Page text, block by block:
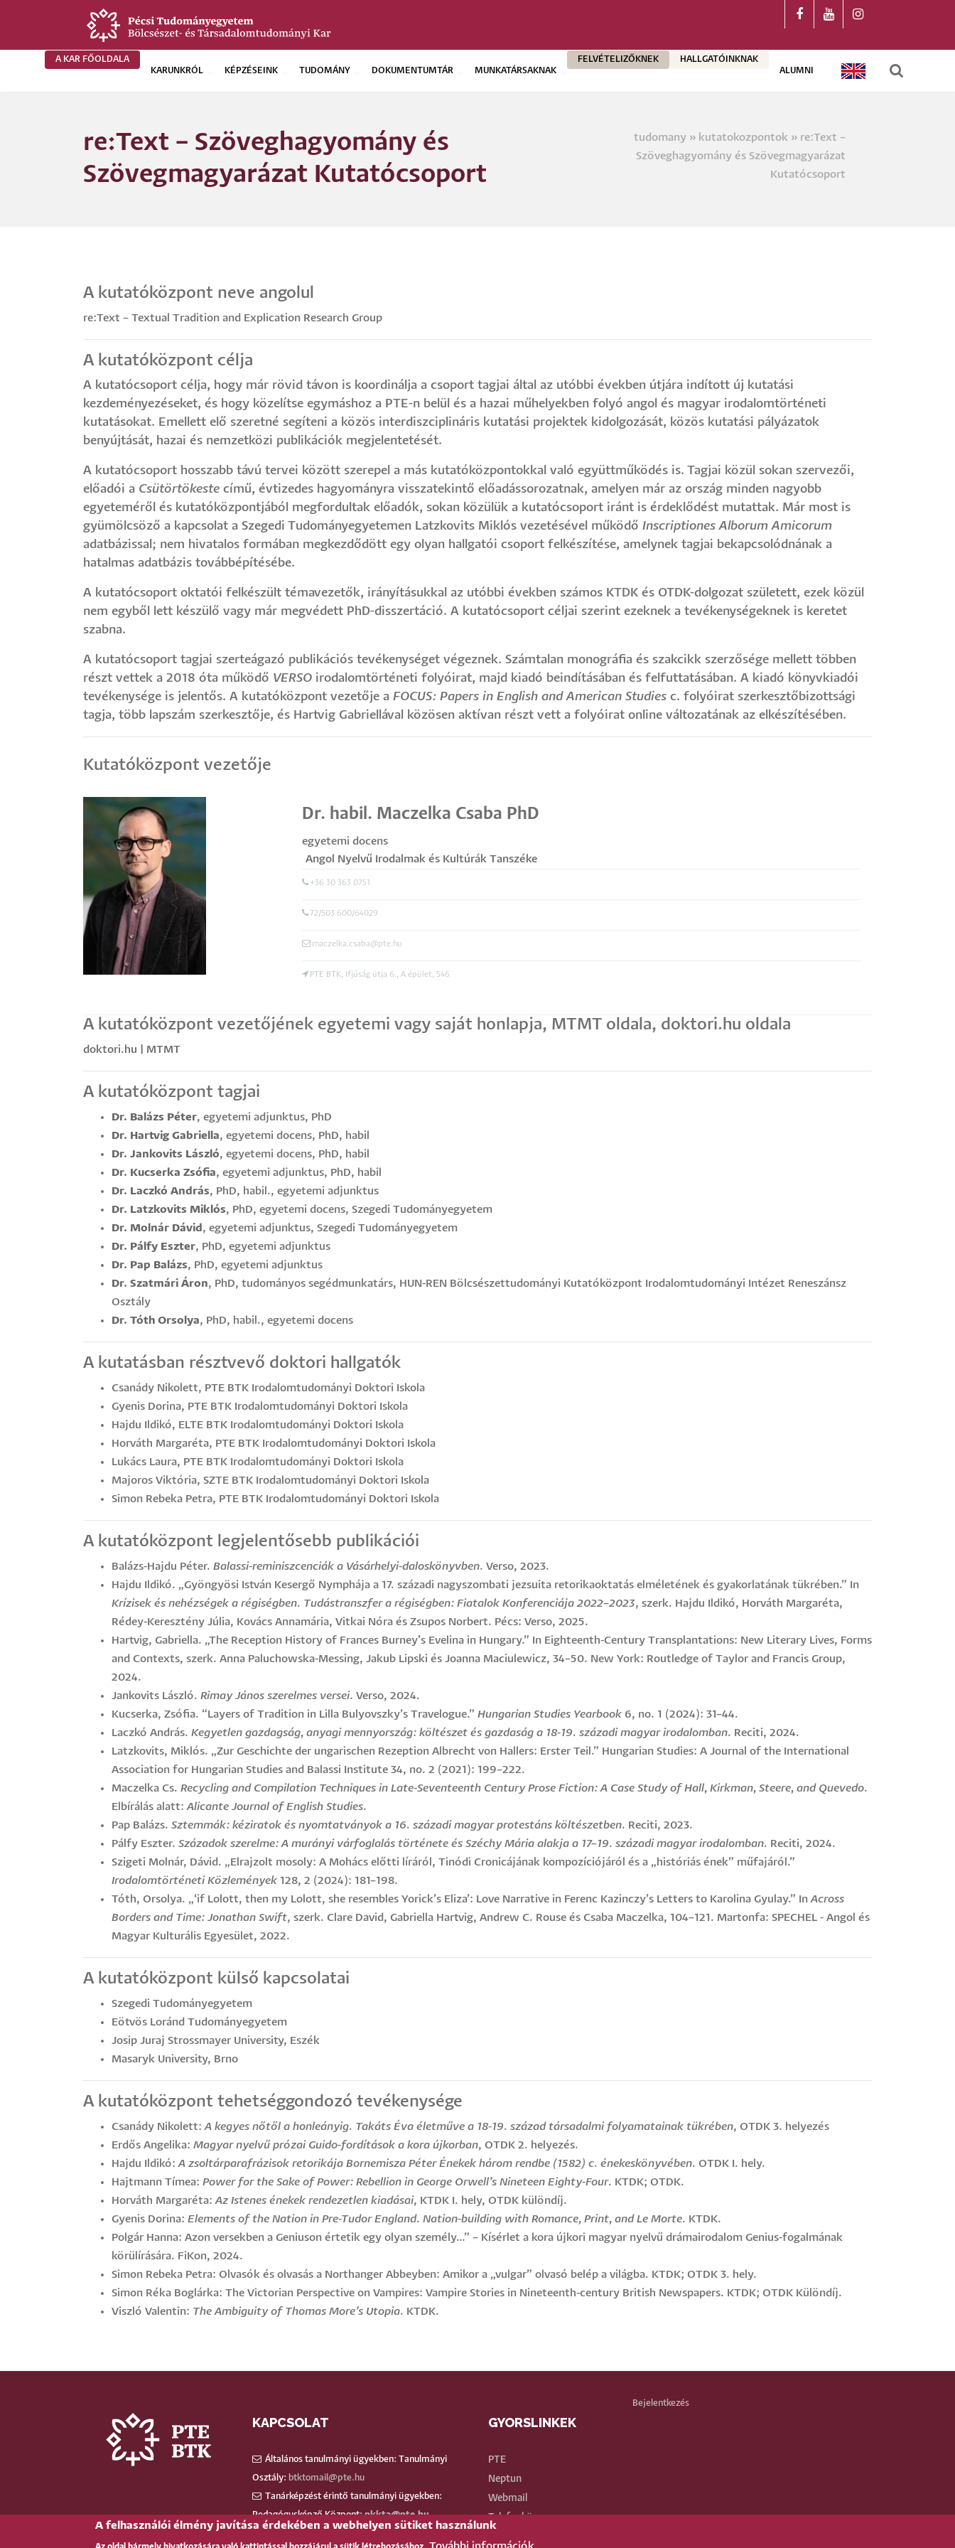
menü
A KAR FŐOLDALA
KARUNKRÓL
KÉPZÉSEINK TUDOMÁNY DOKUMENTUMTÁR MUNKATÁRSAKNAK
FELVÉTELIZŐKNEK
HALLGATÓINKNAK
ALUMNI
ENGLISH
re:Text – Szöveghagyomány és
Szövegmagyarázat Kutatócsoport
Morzsa
tudomany kutatokozpontok
re:Text –
Szöveghagyomány és Szövegmagyarázat
Kutatócsoport
A kutatóközpont neve angolul
re:Text – Textual Tradition and Explication Research Group
A kutatóközpont célja
A kutatócsoport célja, hogy már rövid távon is koordinálja a csoport tagjai által az utóbbi években útjára indított új kutatási
kezdeményezéseket, és hogy közelítse egymáshoz a PTE-n belül és a hazai műhelyekben folyó angol és magyar irodalomtörténeti
kutatásokat. Emellett elő szeretné segíteni a közös interdiszciplináris kutatási projektek kidolgozását, közös kutatási pályázatok
benyújtását, hazai és nemzetközi publikációk megjelentetését.
A kutatócsoport hosszabb távú tervei között szerepel a más kutatóközpontokkal való együttműködés is. Tagjai közül sokan szervezői,
előadói a Csütörtökeste című, évtizedes hagyományra visszatekintő előadássorozatnak, amelyen már az ország minden nagyobb
egyeteméről és kutatóközpontjából megfordultak előadók, sokan közülük a kutatócsoport iránt is érdeklődést mutattak. Már most is
gyümölcsöző a kapcsolat a Szegedi Tudományegyetemen Latzkovits Miklós vezetésével működő Inscriptiones Alborum Amicorum
adatbázissal; nem hivatalos formában megkezdődött egy olyan hallgatói csoport felkészítése, amelynek tagjai bekapcsolódnának a
hatalmas adatbázis továbbépítésébe.
A kutatócsoport oktatói felkészült témavezetők, irányításukkal az utóbbi években számos KTDK és OTDK-dolgozat született, ezek közül
nem egyből lett készülő vagy már megvédett PhD-disszertáció. A kutatócsoport céljai szerint ezeknek a tevékenységeknek is keretet
szabna.
A kutatócsoport tagjai szerteágazó publikációs tevékenységet végeznek. Számtalan monográfia és szakcikk szerzősége mellett többen
részt vettek a 2018 óta működő VERSO irodalomtörténeti folyóirat, majd kiadó beindításában és felfuttatásában. A kiadó könyvkiadói
tevékenysége is jelentős. A kutatóközpont vezetője a FOCUS: Papers in English and American Studies c. folyóirat szerkesztőbizottsági
tagja, több lapszám szerkesztője, és Hartvig Gabriellával közösen aktívan részt vett a folyóirat online változatának az elkészítésében.
Kutatóközpont vezetője
Dr. habil. Maczelka Csaba PhD
egyetemi docens
Angol Nyelvű Irodalmak és Kultúrák Tanszéke
+36 30 363 0751
72/503 600/64029
maczelka.csaba@pte.hu
PTE BTK, Ifjúság útja 6., A épület, 546
A kutatóközpont vezetőjének egyetemi vagy saját honlapja, MTMT oldala, doktori.hu oldala
doktori.hu | MTMT
A kutatóközpont tagjai
Dr. Balázs Péter, egyetemi adjunktus, PhD
Dr. Hartvig Gabriella, egyetemi docens, PhD, habil
Dr. Jankovits László, egyetemi docens, PhD, habil
Dr. Kucserka Zsófia, egyetemi adjunktus, PhD, habil
Dr. Laczkó András, PhD, habil., egyetemi adjunktus
Dr. Latzkovits Miklós, PhD, egyetemi docens, Szegedi Tudományegyetem
Dr. Molnár Dávid, egyetemi adjunktus, Szegedi Tudományegyetem
Dr. Pálfy Eszter, PhD, egyetemi adjunktus
Dr. Pap Balázs, PhD, egyetemi adjunktus
Dr. Szatmári Áron, PhD, tudományos segédmunkatárs, HUN-REN Bölcsészettudományi Kutatóközpont Irodalomtudományi Intézet Reneszánsz
Osztály
Dr. Tóth Orsolya, PhD, habil., egyetemi docens
A kutatásban résztvevő doktori hallgatók
Csanády Nikolett, PTE BTK Irodalomtudományi Doktori Iskola
Gyenis Dorina, PTE BTK Irodalomtudományi Doktori Iskola
Hajdu Ildikó, ELTE BTK Irodalomtudományi Doktori Iskola
Horváth Margaréta, PTE BTK Irodalomtudományi Doktori Iskola
Lukács Laura, PTE BTK Irodalomtudományi Doktori Iskola
Majoros Viktória, SZTE BTK Irodalomtudományi Doktori Iskola
Simon Rebeka Petra, PTE BTK Irodalomtudományi Doktori Iskola
A kutatóközpont legjelentősebb publikációi
Balázs-Hajdu Péter. Balassi-reminiszcenciák a Vásárhelyi-daloskönyvben. Verso, 2023.
Hajdu Ildikó. „Gyöngyösi István Kesergő Nymphája a 17. századi nagyszombati jezsuita retorikaoktatás elméletének és gyakorlatának tükrében.” In
Krízisek és nehézségek a régiségben. Tudástranszfer a régiségben: Fiatalok Konferenciája 2022–2023, szerk. Hajdu Ildikó, Horváth Margaréta,
Rédey-Keresztény Júlia, Kovács Annamária, Vitkai Nóra és Zsupos Norbert. Pécs: Verso, 2025.
Hartvig, Gabriella. „The Reception History of Frances Burney's Evelina in Hungary.” In Eighteenth-Century Transplantations: New Literary Lives, Forms
and Contexts, szerk. Anna Paluchowska-Messing, Jakub Lipski és Joanna Maciulewicz, 34–50. New York: Routledge of Taylor and Francis Group,
2024.
Jankovits László. Rimay János szerelmes versei. Verso, 2024.
Kucserka, Zsófia. “Layers of Tradition in Lilla Bulyovszky’s Travelogue.” Hungarian Studies Yearbook 6, no. 1 (2024): 31–44.
Laczkó András. Kegyetlen gazdagság, anyagi mennyország: költészet és gazdaság a 18-19. századi magyar irodalomban. Reciti, 2024.
Latzkovits, Miklós. „Zur Geschichte der ungarischen Rezeption Albrecht von Hallers: Erster Teil.” Hungarian Studies: A Journal of the International
Association for Hungarian Studies and Balassi Institute 34, no. 2 (2021): 199–222.
Maczelka Cs. Recycling and Compilation Techniques in Late-Seventeenth Century Prose Fiction: A Case Study of Hall, Kirkman, Steere, and Quevedo.
Elbírálás alatt: Alicante Journal of English Studies.
Pap Balázs. Sztemmák: kéziratok és nyomtatványok a 16. századi magyar protestáns költészetben. Reciti, 2023.
Pálfy Eszter. Századok szerelme: A murányi várfoglalás története és Széchy Mária alakja a 17–19. századi magyar irodalomban. Reciti, 2024.
Szigeti Molnár, Dávid. „Elrajzolt mosoly: A Mohács előtti líráról, Tinódi Cronicájának kompozíciójáról és a „históriás ének” műfajáról.”
Irodalomtörténeti Közlemények 128, 2 (2024): 181–198.
Tóth, Orsolya. „‘if Lolott, then my Lolott, she resembles Yorick’s Eliza’: Love Narrative in Ferenc Kazinczy’s Letters to Karolina Gyulay.” InAcross
Borders and Time: Jonathan Swift, szerk. Clare David, Gabriella Hartvig, Andrew C. Rouse és Csaba Maczelka, 104–121. Martonfa: SPECHEL - Angol és
Magyar Kulturális Egyesület, 2022.
A kutatóközpont külső kapcsolatai
Szegedi Tudományegyetem
Eötvös Loránd Tudományegyetem
Josip Juraj Strossmayer University, Eszék
Masaryk University, Brno
A kutatóközpont tehetséggondozó tevékenysége
Csanády Nikolett:A kegyes nőtől a honleányig. Takáts Éva életműve a 18-19. század társadalmi folyamatainak tükrében, OTDK 3. helyezés
Erdős Angelika: Magyar nyelvű prózai Guido-fordítások a kora újkorban, OTDK 2. helyezés.
Hajdu Ildikó:A zsoltárparafrázisok retorikája Bornemisza Péter Énekek három rendbe (1582) c. énekeskönyvében. OTDK I. hely.
Hajtmann Tímea: Power for the Sake of Power: Rebellion in George Orwell’s Nineteen Eighty-Four. KTDK; OTDK.
Horváth Margaréta:Az Istenes énekek rendezetlen kiadásai, KTDK I. hely, OTDK különdíj.
Gyenis Dorina: Elements of the Nation in Pre-Tudor England. Nation-building with Romance, Print, and Le Morte. KTDK.
Polgár Hanna: Azon versekben a Geniuson értetik egy olyan személy…” – Kísérlet a kora újkori magyar nyelvű drámairodalom Genius-fogalmának
körülírására. FiKon, 2024.
Simon Rebeka Petra: Olvasók és olvasás a Northanger Abbeyben: Amikor a „vulgar” olvasó belép a világba. KTDK; OTDK 3. hely.
Simon Réka Boglárka: The Victorian Perspective on Vampires: Vampire Stories in Nineteenth-century British Newspapers. KTDK; OTDK Különdíj.
Viszló Valentin: The Ambiguity of Thomas More’s Utopia. KTDK.
KAPCSOLAT
Általános tanulmányi ügyekben: Tanulmányi
Osztály: btktomail@pte.hu
Tanárképzést érintő tanulmányi ügyekben:
Pedagógusképző Központ:pkkta@pte.hu
Egyéb általános ügyekben:
GYORSLINKEK
PTE
Neptun
Webmail
Telefonkönyv
Bejelentkezés
A felhasználói élmény javítása érdekében a webhelyen sütiket használunk